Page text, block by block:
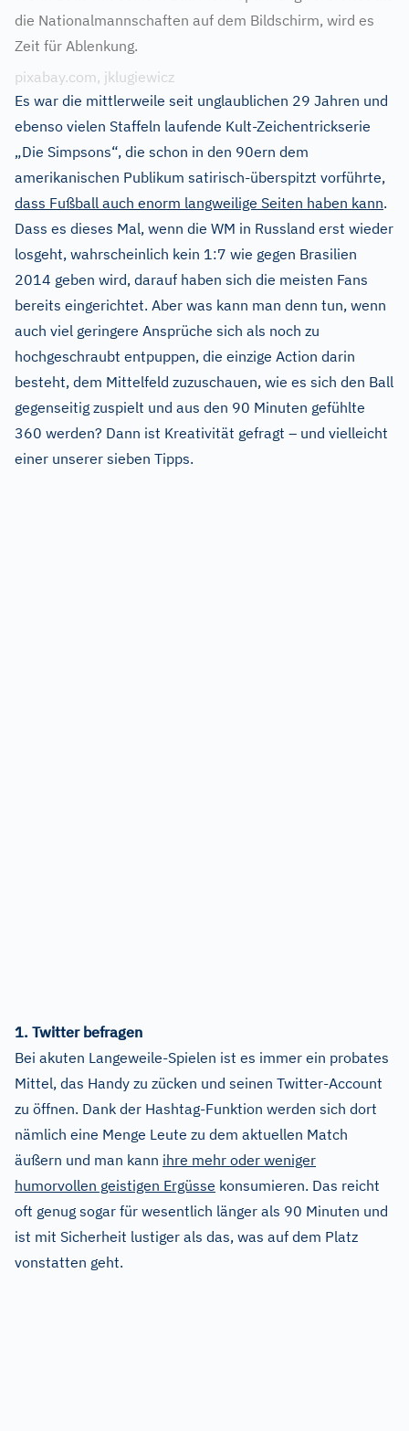
die Nationalmannschaften auf dem Bildschirm, wird es
Zeit für Ablenkung.
pixabay.com, jklugiewicz
Es war die mittlerweile seit unglaublichen 29 Jahren und
ebenso vielen Staffeln laufende Kult-Zeichentrickserie
„Die Simpsons“, die schon in den 90ern dem
amerikanischen Publikum satirisch-überspitzt vorführte,
dass Fußball auch enorm langweilige Seiten haben kann.
Dass es dieses Mal, wenn die WM in Russland erst wieder
losgeht, wahrscheinlich kein 1:7 wie gegen Brasilien
2014 geben wird, darauf haben sich die meisten Fans
bereits eingerichtet. Aber was kann man denn tun, wenn
auch viel geringere Ansprüche sich als noch zu
hochgeschraubt entpuppen, die einzige Action darin
besteht, dem Mittelfeld zuzuschauen, wie es sich den Ball
gegenseitig zuspielt und aus den 90 Minuten gefühlte
360 werden? Dann ist Kreativität gefragt – und vielleicht
einer unserer sieben Tipps.
1. Twitter befragen
Bei akuten Langeweile-Spielen ist es immer ein probates
Mittel, das Handy zu zücken und seinen Twitter-Account
zu öffnen. Dank der Hashtag-Funktion werden sich dort
nämlich eine Menge Leute zu dem aktuellen Match
äußern und man kann ihre mehr oder weniger
humorvollen geistigen Ergüsse konsumieren. Das reicht
oft genug sogar für wesentlich länger als 90 Minuten und
ist mit Sicherheit lustiger als das, was auf dem Platz
vonstatten geht.